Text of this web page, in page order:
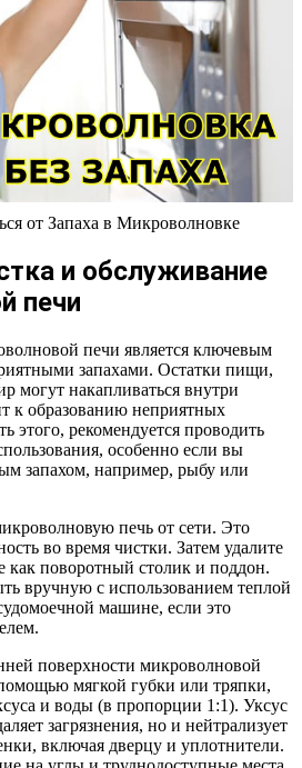
от Запаха в Микроволновке
и обслуживание
печи
печи является ключевым
запахами. Остатки пищи,
могут накапливаться внутри
к образованию неприятных
этого, рекомендуется проводить
особенно если вы
запахом, например, рыбу или
печь от сети. Это
во время чистки. Затем удалите
как поворотный столик и поддон.
вручную с использованием теплой
машине, если это
поверхности микроволновой
мягкой губки или тряпки,
и воды (в пропорции 1:1). Уксус
загрязнения, но и нейтрализует
включая дверцу и уплотнители.